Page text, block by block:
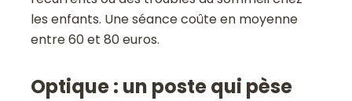
les enfants. Une séance coûte en moyenne
entre 60 et 80 euros.
Optique : un poste qui pèse